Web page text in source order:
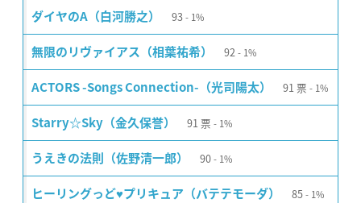
ダイヤのA（白河勝之） 93 1%
無限のリヴァイアス（相葉祐希） 92 1%
ACTORS -Songs Connection-（光司陽太） 91 票 1%
Starry☆Sky（金久保誉） 91 票 1%
うえきの法則（佐野清一郎） 90 1%
ヒーリングっど♥プリキュア（バテテモーダ） 85 1%